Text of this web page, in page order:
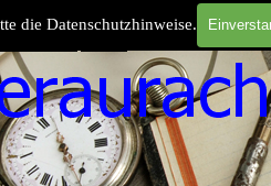
die Datenschutzhinweise.